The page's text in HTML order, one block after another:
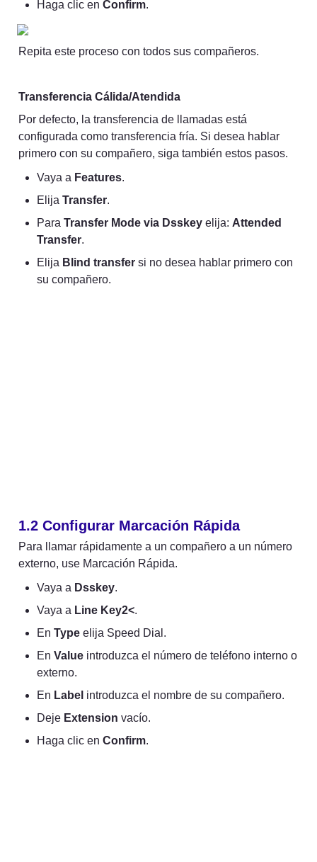
Haga clic en Confirm.
Repita este proceso con todos sus compañeros.
Transferencia Cálida/Atendida
Por defecto, la transferencia de llamadas está
configurada como transferencia fría. Si desea hablar
primero con su compañero, siga también estos pasos.
Vaya a Features.
Elija Transfer.
Para Transfer Mode via Dsskey elija: Attended
Transfer.
Elija Blind transfer si no desea hablar primero con
su compañero.
1.2 Configurar Marcación Rápida
Para llamar rápidamente a un compañero a un número
externo, use Marcación Rápida.
Vaya a Dsskey.
Vaya a Line Key2<.
En Type elija Speed Dial.
En Value introduzca el número de teléfono interno o
externo.
En Label introduzca el nombre de su compañero.
Deje Extension vacío.
Haga clic en Confirm.